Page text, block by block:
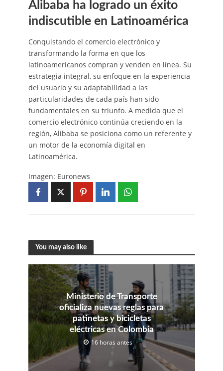
Alibaba ha logrado un éxito
indiscutible en Latinoamérica
Conquistando el comercio electrónico y
transformando la forma en que los
latinoamericanos compran y venden en línea. Su
estrategia integral, su enfoque en la experiencia
del usuario y su adaptabilidad a las
particularidades de cada país han sido
fundamentales en su triunfo. A medida que el
comercio electrónico continúa creciendo en la
región, Alibaba se posiciona como un referente y
un motor de la economía digital en
Latinoamérica.
Imagen: Euronews
You may also like
Ministerio de Transporte
oficializa nuevas reglas para
patinetas y bicicletas
eléctricas en Colombia
16 horas antes